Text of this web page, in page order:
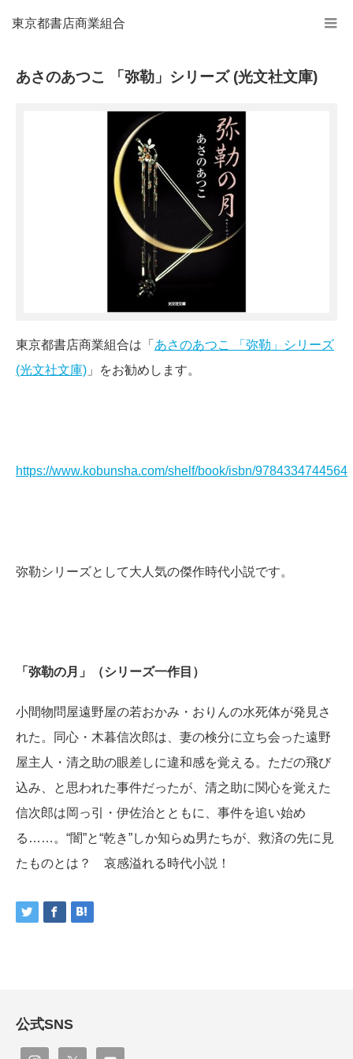
東京都書店商業組合
あさのあつこ 「弥勒」シリーズ (光文社文庫)
東京都書店商業組合は「 あさのあつこ 「弥勒」シリーズ
(光文社文庫) 」をお勧めします。
https://www.kobunsha.com/shelf/book/isbn/9784334744564
弥勒シリーズとして大人気の傑作時代小説です。
「弥勒の月」（シリーズ一作目）
小間物問屋遠野屋の若おかみ・おりんの水死体が発見さ
れた。同心・木暮信次郎は、妻の検分に立ち会った遠野
屋主人・清之助の眼差しに違和感を覚える。ただの飛び
込み、と思われた事件だったが、清之助に関心を覚えた
信次郎は岡っ引・伊佐治とともに、事件を追い始め
る……。“闇”と“乾き”しか知らぬ男たちが、救済の先に見
たものとは？ 哀感溢れる時代小説！
公式SNS